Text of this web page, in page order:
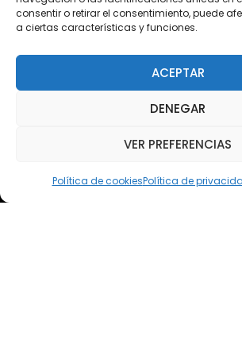
consentir o retirar el consentimiento, puede
a ciertas características y funciones.
ACEPTAR
DENEGAR
VER PREFERENCIAS
Política de cookiesPolítica de
Teléfono: (+34) 958 455 085
Teléfono: (+34) 618 370 813